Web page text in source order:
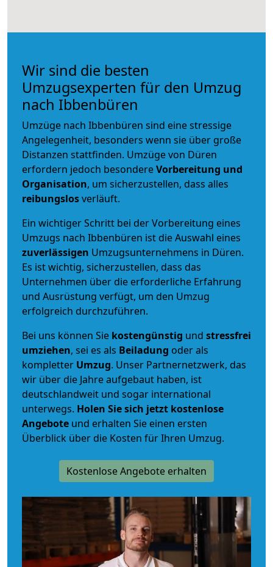
Wir sind die besten
Umzugsexperten für den Umzug
nach Ibbenbüren
Umzüge nach Ibbenbüren sind eine stressige
Angelegenheit, besonders wenn sie über große
Distanzen stattfinden. Umzüge von Düren
erfordern jedoch besondereVorbereitung und
Organisation, um sicherzustellen, dass alles
reibungslosverläuft.
Ein wichtiger Schritt bei der Vorbereitung eines
Umzugs nach Ibbenbüren ist die Auswahl eines
zuverlässigen Umzugsunternehmens in Düren.
Es ist wichtig, sicherzustellen, dass das
Unternehmen über die erforderliche Erfahrung
und Ausrüstung verfügt, um den Umzug
erfolgreich durchzuführen.
Bei uns können Sie kostengünstig und stressfrei
umziehen, sei es als Beiladung oder als
kompletter Umzug. Unser Partnernetzwerk, das
wir über die Jahre aufgebaut haben, ist
deutschlandweit und sogar international
unterwegs. Holen Sie sich jetzt kostenlose
Angebote und erhalten Sie einen ersten
Überblick über die Kosten für Ihren Umzug.
Kostenlose Angebote erhalten